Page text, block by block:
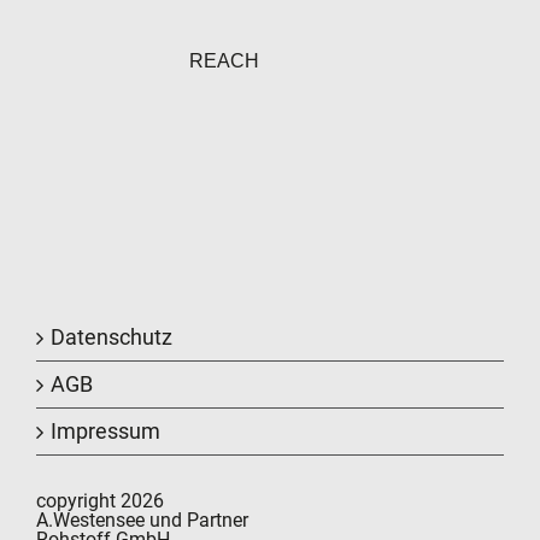
REACH
Datenschutz
AGB
Impressum
copyright 2026
A.Westensee und Partner